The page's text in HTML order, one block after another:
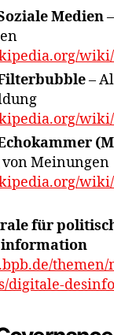
Medien
–
Meinungen
für
themen/
digitale-